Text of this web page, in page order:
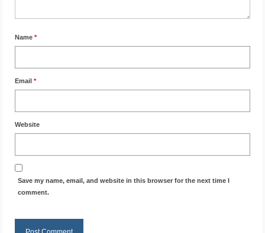
Name *
Email *
Website
Save my name, email, and website in this browser for the next time I
comment.